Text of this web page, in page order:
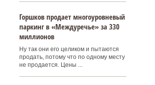
Горшков продает многоуровневый
паркинг в «Междуречье» за 330
миллионов
Ну так они его целиком и пытаются
продать, потому что по одному месту
не продается. Цены ...